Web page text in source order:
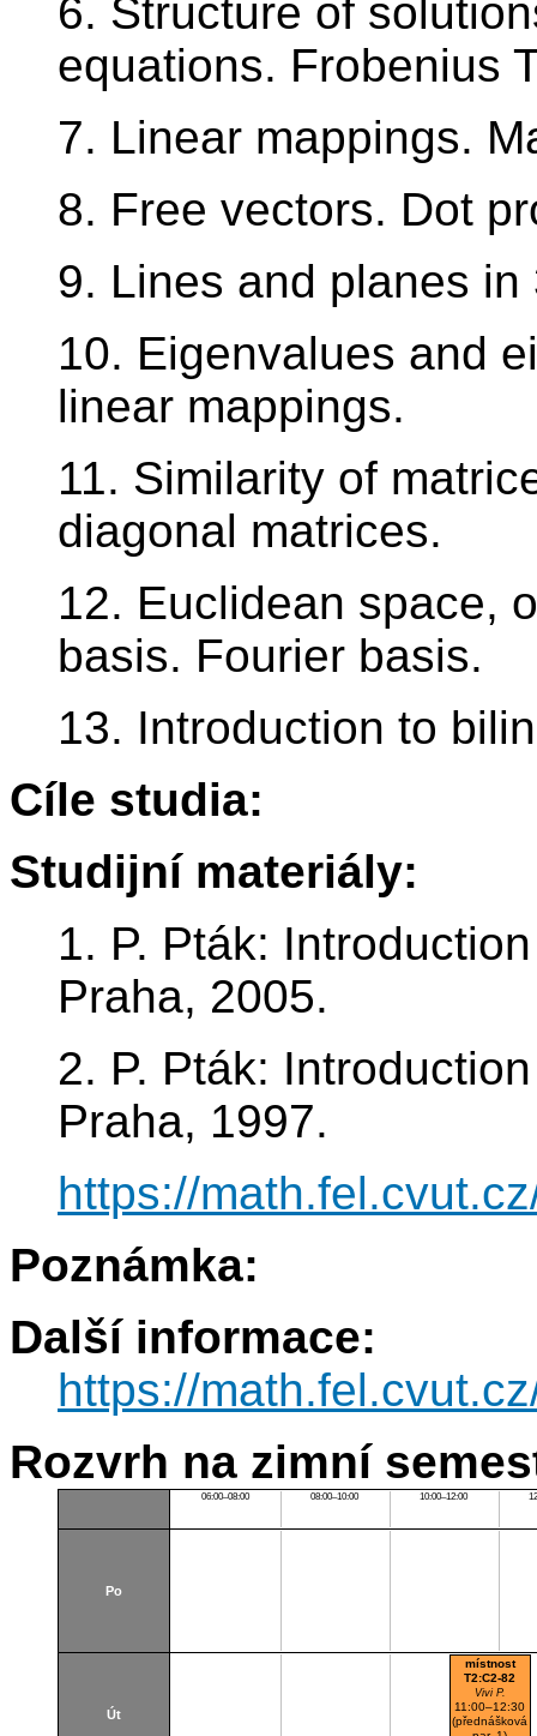
6. Structure of
equations. Frobenius
7. Linear mappings.
8. Free vectors. Dot
9. Lines and planes
10. Eigenvalues and
linear mappings.
11. Similarity of
diagonal matrices.
12. Euclidean space,
basis. Fourier basis.
13. Introduction to
Cíle studia:
Studijní materiály:
1. P. Pták:
Praha, 2005.
2. P. Pták:
Praha, 1997.
https://
Poznámka:
Další informace:
https://
Rozvrh na zimní
06:00–08:00 08:00–10:00 10:00–12:00
Po
Út
místnost
T2:C2-82
Vivi P.
11:00–12:30
(přednášková